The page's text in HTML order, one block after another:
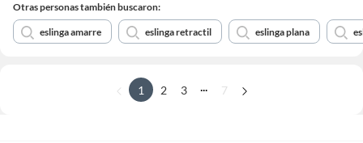
Otras personas también buscaron:
eslinga amarre eslinga retractil eslinga plana
1 2 3 7